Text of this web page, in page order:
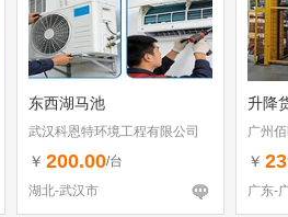
东西湖马池
武汉科恩特环境工程有限公司
￥ 200.00/台
湖北-武汉市
升降
广州
￥
广东-